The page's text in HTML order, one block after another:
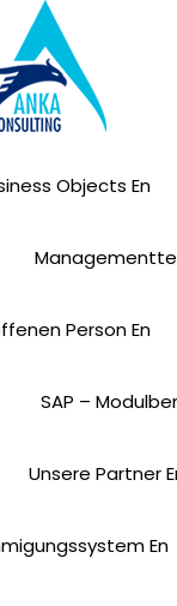
Objects En
Person En
SAP –
Unsere Partner
En